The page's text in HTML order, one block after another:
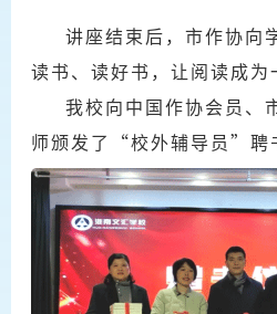
讲座结束后，市作协向
读书、读好书，让阅读成为
我校向中国作协会员、
师颁发了“校外辅导员”聘